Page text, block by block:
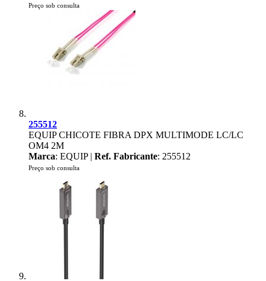
Preço sob consulta
255512
EQUIP CHICOTE FIBRA DPX MULTIMODE LC/LC
OM4 2M
Marca: EQUIP | Ref. Fabricante: 255512
Preço sob consulta